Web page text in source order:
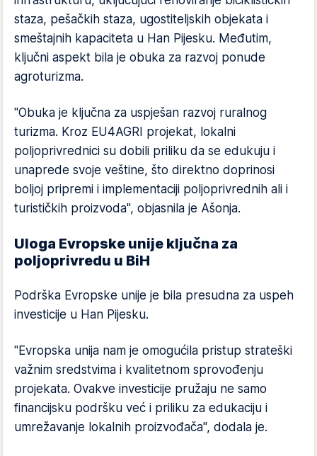
staza, pešačkih staza, ugostiteljskih objekata i
smeštajnih kapaciteta u Han Pijesku. Međutim,
ključni aspekt bila je obuka za razvoj ponude
agroturizma.
"Obuka je ključna za uspješan razvoj ruralnog
turizma. Kroz EU4AGRI projekat, lokalni
poljoprivrednici su dobili priliku da se edukuju i
unaprede svoje veštine, što direktno doprinosi
boljoj pripremi i implementaciji poljoprivrednih ali i
turističkih proizvoda", objasnila je Ašonja.
Uloga Evropske unije ključna za
poljoprivredu u BiH
Podrška Evropske unije je bila presudna za uspeh
investicije u Han Pijesku.
"Evropska unija nam je omogućila pristup strateški
važnim sredstvima i kvalitetnom sprovođenju
projekata. Ovakve investicije pružaju ne samo
financijsku podršku već i priliku za edukaciju i
umrežavanje lokalnih proizvođača", dodala je.